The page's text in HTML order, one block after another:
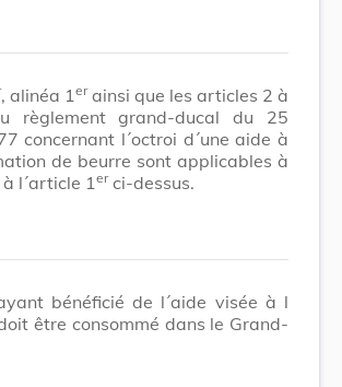
, alinéa 1 erainsi que les articles 2 à
règlement grand-ducal du 25
concernant l´octroi d´une aide à
de beurre sont applicables à
l´article 1 erci-dessus.
bénéficié de l´aide visée à l
être consommé dans le Grand-